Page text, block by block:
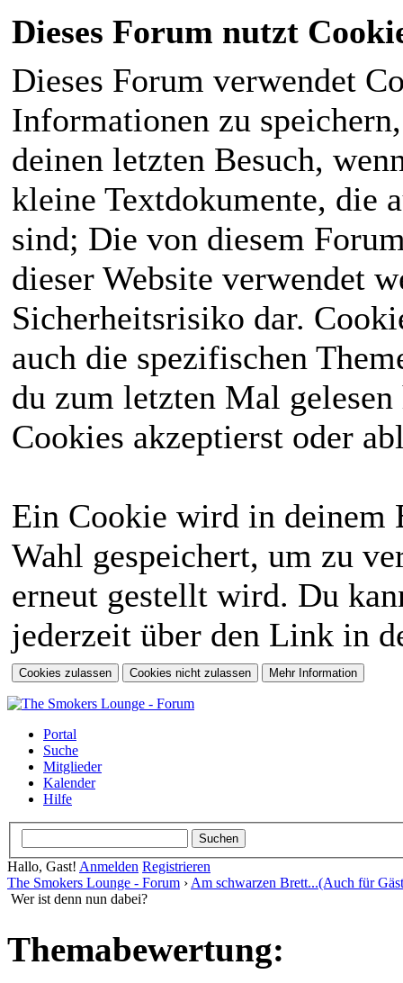
Dieses Forum nutzt
Dieses Forum verwendet
Informationen zu
deinen letzten Besuch,
kleine Textdokumente, die
sind; Die von diesem
dieser Website verwendet
Sicherheitsrisiko dar.
auch die spezifischen
du zum letzten Mal
Cookies akzeptierst oder
Ein Cookie wird in deinem
Wahl gespeichert, um zu
erneut gestellt wird. Du
jederzeit über den Link in
Portal
Suche
Mitglieder
Kalender
Hilfe
Hallo, Gast! Anmelden Registrieren
The Smokers Lounge - Forum › Am schwarzen Brett...(Auch für
Wer ist denn nun dabei?
Themabewertung: